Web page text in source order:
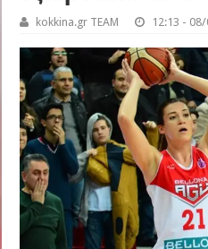
kokkina.gr TEAM 12:13 -